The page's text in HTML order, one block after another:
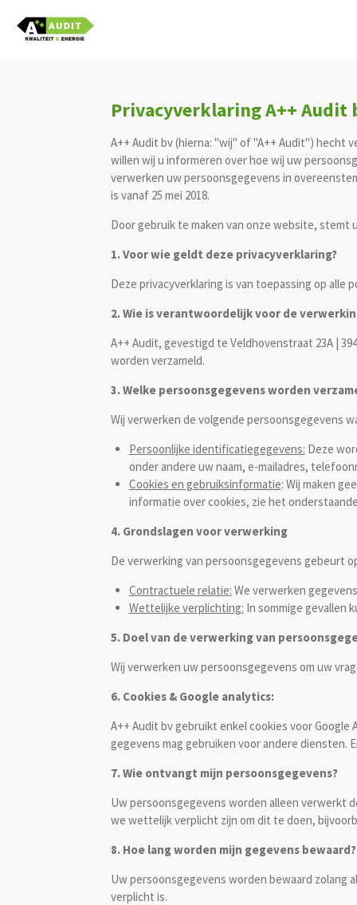
direct
Privacyverklaring A++ Audit
A++ Audit bv (hierna: "wij" of "A++ Audit") hecht
willen wij u informeren over hoe wij uw
verwerken uw persoonsgegevens in
is vanaf 25 mei 2018.
Door gebruik te maken van onze website, stemt
1. Voor wie geldt deze privacyverklaring?
Deze privacyverklaring is van toepassing op alle
2. Wie is verantwoordelijk voor de
A++ Audit, gevestigd te Veldhovenstraat 23A |
worden verzameld.
3. Welke persoonsgegevens worden
Wij verwerken de volgende persoonsgegevens
Persoonlijke identificatiegegevens: Deze
onder andere uw naam, e-mailadres,
Cookies en gebruiksinformatie: Wij maken
informatie over cookies, zie het
4. Grondslagen voor verwerking
De verwerking van persoonsgegevens gebeurt
Contractuele relatie: We verwerken
Wettelijke verplichting: In sommige gevallen
5. Doel van de verwerking van
Wij verwerken uw persoonsgegevens om uw
6. Cookies & Google analytics:
A++ Audit bv gebruikt enkel cookies voor
gegevens mag gebruiken voor andere diensten.
7. Wie ontvangt mijn persoonsgegevens?
Uw persoonsgegevens worden alleen verwerkt
we wettelijk verplicht zijn om dit te doen,
8. Hoe lang worden mijn gegevens bewaard?
Uw persoonsgegevens worden bewaard zolang
verplicht is.